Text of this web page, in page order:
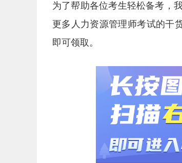
为了帮助各位考生轻松备考，
更多人力资源管理师考试的干
即可领取。